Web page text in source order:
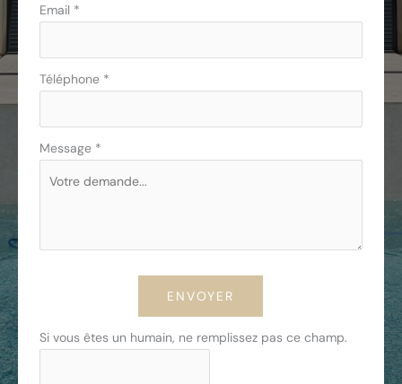
Email *
Téléphone *
Message *
ENVOYER
Si vous êtes un humain, ne remplissez pas ce champ.